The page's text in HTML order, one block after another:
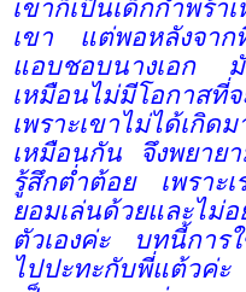
เขา แต่พอหลังจาก
แอบชอบนางเอก มั
เหมือนไม่มีโอกาสที่
เพราะเขาไม่ได้เกิด
เหมือนกัน จึงพยาย
รู้สึกต่ำต้อย เพราะเ
ยอมเล่นด้วยและไม่
ตัวเองค่ะ บทนี้การ
ไปปะทะกับพี่แต้วค่